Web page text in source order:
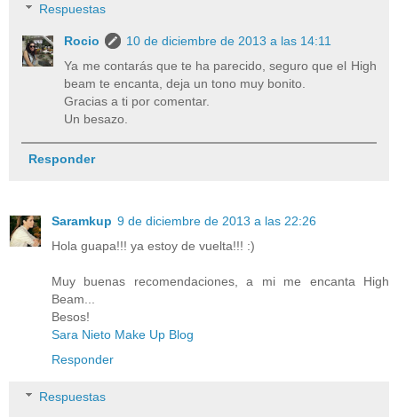
Respuestas
Rocio
10 de diciembre de 2013 a las 14:11
Ya me contarás que te ha parecido, seguro que el High
beam te encanta, deja un tono muy bonito.
Gracias a ti por comentar.
Un besazo.
Responder
Saramkup 9 de diciembre de 2013 a las 22:26
Hola guapa!!! ya estoy de vuelta!!! :)
Muy buenas recomendaciones, a mi me encanta High
Beam...
Besos!
Sara Nieto Make Up Blog
Responder
Respuestas